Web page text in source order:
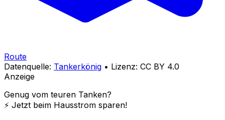
Route
Datenquelle: Tankerkönig • Lizenz: CC BY 4.0
Anzeige
Genug vom teuren Tanken?
⚡️ Jetzt beim Hausstrom sparen!